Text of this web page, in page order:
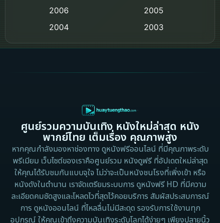
Detective สืบสวน
Disaster
Disney+
Documentary สารคดี
Documentary สารคดี
2006
2005
2004
2003
2002
2000
1983
1982
1971
1962
ศูนย์รวมความบันเทิง หนังใหม่ล่าสุด หนัง
พากย์ไทย เต็มเรื่อง คุณภาพสูง
หากคุณกำลังมองหาช่องทาง ดูหนังฟรีออนไลน์ ที่มีคุณภาพระดับ
พรีเมียม เว็บไซต์ของเราคือศูนย์รวม หนังดูฟรี ที่อัปเดตใหม่ล่าสุด
ให้คุณได้รับชมกันแบบจุใจ ไม่ว่าจะเป็นหนังชนโรงที่เพิ่งเข้า หรือ
หนังดังในตำนาน เราจัดเตรียมระบบการ ดูหนังฟรี HD ที่มีความ
ละเอียดคมชัดสูงและโหลดไวที่สุดไว้คอยบริการ สัมผัสประสบการณ์
การ ดูหนังออนไลน์ ที่ไหลลื่นไม่มีสะดุด รองรับการใช้งานทุก
อุปกรณ์ ให้คุณเข้าถึงความบันเทิงระดับโลกได้ง่ายๆ เพียงปลายนิ้ว